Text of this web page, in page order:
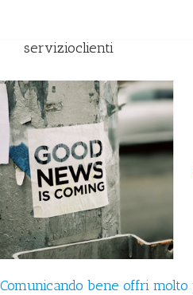
servizioclienti
Comunicando bene offri